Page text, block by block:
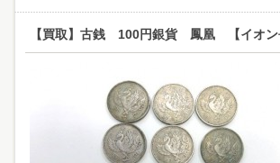
【買取】古銭 100円銀貨 鳳凰 【イオン